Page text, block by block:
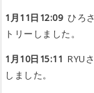
1月11日12:09ひろ
トリーしました。
1月10日15:11 RYU
しました。